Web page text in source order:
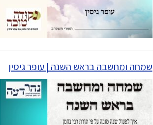
שמחה ומחשבה בראש השנה | עופר גיסין